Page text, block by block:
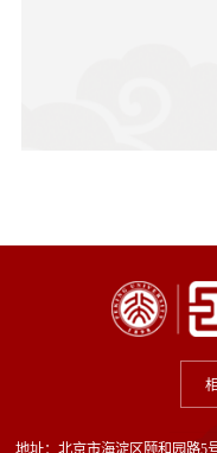
地址：北京市海淀区颐和园路5